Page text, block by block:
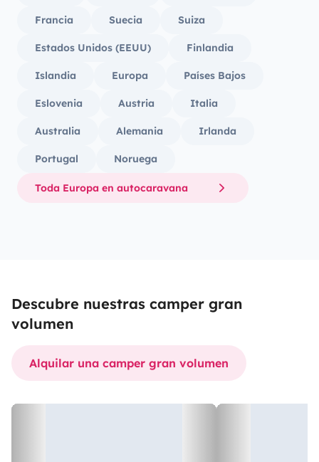
Francia Suecia Suiza
Estados Unidos (EEUU) Finlandia
Islandia Europa Países Bajos
Eslovenia Austria Italia
Australia Alemania Irlanda
Portugal Noruega
Toda Europa en autocaravana
Descubre nuestras camper gran
volumen
Alquilar una camper gran volumen